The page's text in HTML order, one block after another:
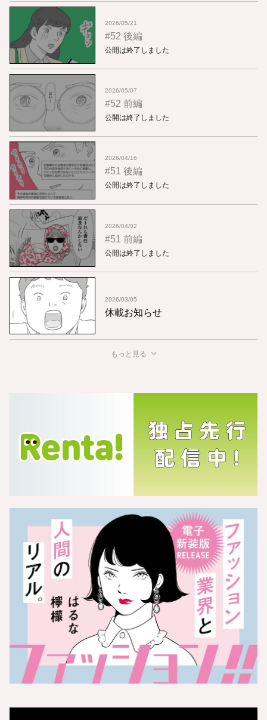
2026/05/21
#52 後編
公開は終了しました
2026/05/07
#52 前編
公開は終了しました
2026/04/16
#51 後編
公開は終了しました
2026/04/02
#51 前編
公開は終了しました
2026/03/05
休載お知らせ
もっと見る